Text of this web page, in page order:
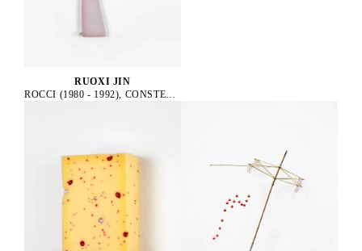
RUOXI JIN
ROCCI (1980 - 1992), CONSTELLATION, 2025